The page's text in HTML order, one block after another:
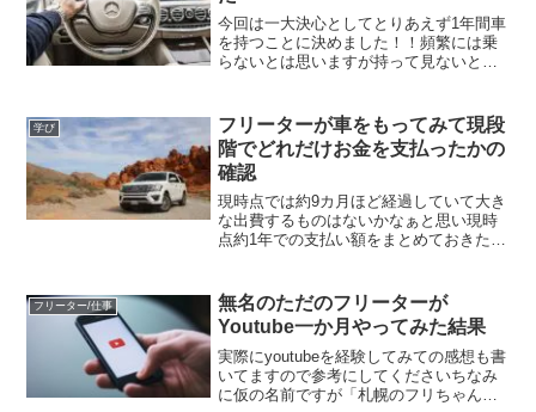
今回は一大決心としてとりあえず1年間車
を持つことに決めました！！頻繁には乗
らないとは思いますが持って見ないと分
ださい！まだまだ分からない部分もあり
ますので随時更新してい...
学び
フリーターが車をもってみて現段
階でどれだけお金を支払ったかの
確認
現時点では約9カ月ほど経過していて大き
な出費するものはないかなぁと思い現時
点約1年での支払い額をまとめておきたい
す。ちなみに車は貰ったものです。今回
の記事は初めて車を持と...
フリーター/仕事
無名のただのフリーターが
Youtube一か月やってみた結果
実際にyoutubeを経験してみての感想も書
いてますので参考にしてくださいちなみ
に仮の名前ですが「札幌のフリちゃん」